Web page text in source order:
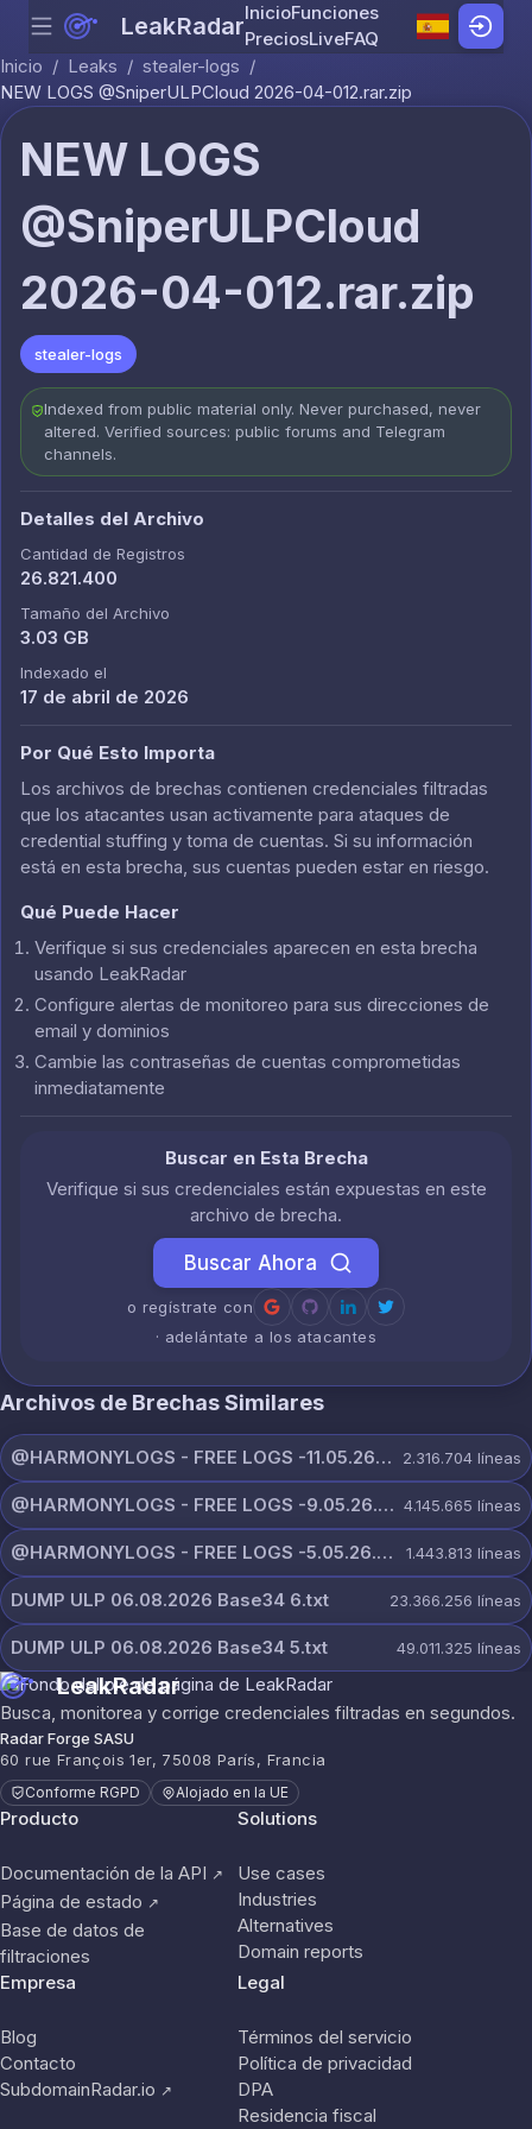
Skip to content
Menu LeakRadarInicioFunciones
PreciosLiveFAQ
Inicio / Leaks / stealer-logs /
NEW LOGS @SniperULPCloud 2026-04-012.rar.zip
NEW LOGS
@SniperULPCloud
2026-04-012.rar.zip
stealer-logs
Indexed from public material only. Never purchased, never
altered. Verified sources: public forums and Telegram
channels.
Detalles del Archivo
Cantidad de Registros
26.821.400
Tamaño del Archivo
3.03 GB
Indexado el
17 de abril de 2026
Por Qué Esto Importa
Los archivos de brechas contienen credenciales filtradas
que los atacantes usan activamente para ataques de
credential stuffing y toma de cuentas. Si su información
está en esta brecha, sus cuentas pueden estar en riesgo.
Qué Puede Hacer
Verifique si sus credenciales aparecen en esta brecha
usando LeakRadar
Configure alertas de monitoreo para sus direcciones de
email y dominios
Cambie las contraseñas de cuentas comprometidas
inmediatamente
Buscar en Esta Brecha
Verifique si sus credenciales están expuestas en este
archivo de brecha.
Buscar Ahora
o regístrate con
· adelántate a los atacantes
Archivos de Brechas Similares
@HARMONYLOGS - FREE LOGS -11.05.26.rar 2.316.704 líneas
@HARMONYLOGS - FREE LOGS -9.05.26.rar 4.145.665 líneas
@HARMONYLOGS - FREE LOGS -5.05.26.rar 1.443.813 líneas
DUMP ULP 06.08.2026 Base34 6.txt 23.366.256 líneas
DUMP ULP 06.08.2026 Base34 5.txt 49.011.325 líneas
LeakRadar
Busca, monitorea y corrige credenciales filtradas en segundos.
Radar Forge SASU
60 rue François 1er, 75008 París, Francia
Conforme RGPD Alojado en la UE
Producto
Documentación de la API ↗
Página de estado ↗
Base de datos de
filtraciones
Solutions
Use cases
Industries
Alternatives
Domain reports
Empresa
Blog
Contacto
SubdomainRadar.io ↗
Legal
Términos del servicio
Política de privacidad
DPA
Residencia fiscal